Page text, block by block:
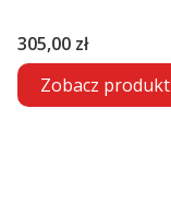
Cena
305,00 zł
Zobacz produkt